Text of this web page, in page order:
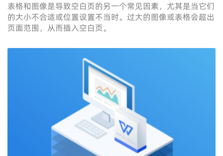
表格和图像是导致空白页的另一个常见因素，尤其是当它们
的大小不合适或位置设置不当时。过大的图像或表格会超出
页面范围，从而插入空白页。